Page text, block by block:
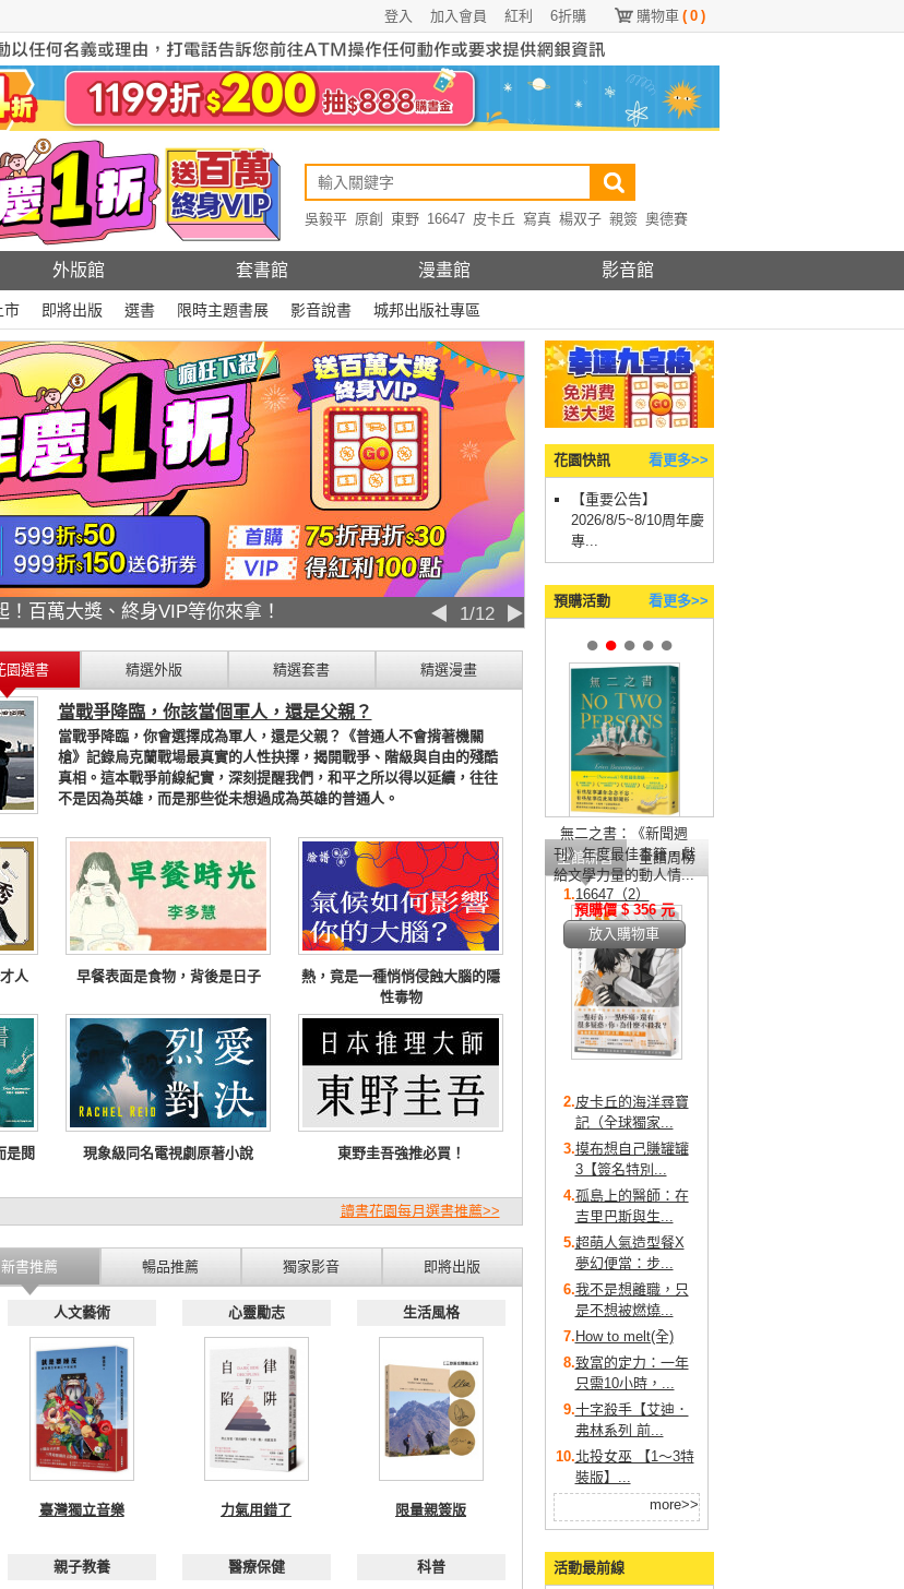
購物車 ( 0 )
6折購
紅利
加入會員
登入
吳毅平 原創 東野 16647 皮卡丘 寫真 楊双子 親簽 奧德賽
外版館 套書館 漫畫館 影音館
市 即將出版 選書 限時主題書展 影音說書 城邦出版社專區
度唯一絕不錯過！ ▶
2/12
◀
園選書 精選外版 精選套書 精選漫畫
當戰爭降臨，你該當個軍人，還是父親？
當戰爭降臨，你會選擇成為軍人，還是父親？《普通人不會揹著機關
槍》記錄烏克蘭戰場最真實的人性抉擇，揭開戰爭、階級與自由的殘酷
真相。這本戰爭前線紀實，深刻提醒我們，和平之所以得以延續，往往
不是因為英雄，而是那些從未想過成為英雄的普通人。
人
早餐表面是食物，背後是日子
熱，竟是一種悄悄侵蝕大腦的隱
性毒物
是閱
現象級同名電視劇原著小說 東野圭吾強推必買！
讀書花園每月選書推薦>>
新書推薦 暢品推薦 獨家影音 即將出版
人文藝術
臺灣獨立音樂
心靈勵志
力氣用錯了
生活風格
限量親簽版
親子教養 醫療保健 科普
花園快訊 看更多>>
【重要公告】
2026/8/5~8/10周年慶
專...
預購活動 看更多>>
● ● ● ● ●
無二之書：《新聞週
刊》年度最佳書籍，獻
給文學力量的動人情...
預購價 $ 356 元
放入購物車
全館新書 全館周榜
1.16647（2）
2.皮卡丘的海洋尋寶
記（全球獨家...
3.摸布想自己賺罐罐
3【簽名特別...
4.孤島上的醫師：在
吉里巴斯與生...
5.超萌人氣造型餐X
夢幻便當：步...
6.我不是想離職，只
是不想被燃燒...
7. How to melt(全)
8.致富的定力：一年
只需10小時，...
9.十字殺手【艾迪．
弗林系列 前...
10.北投女巫 【1～3特
裝版】...
more>>
活動最前線